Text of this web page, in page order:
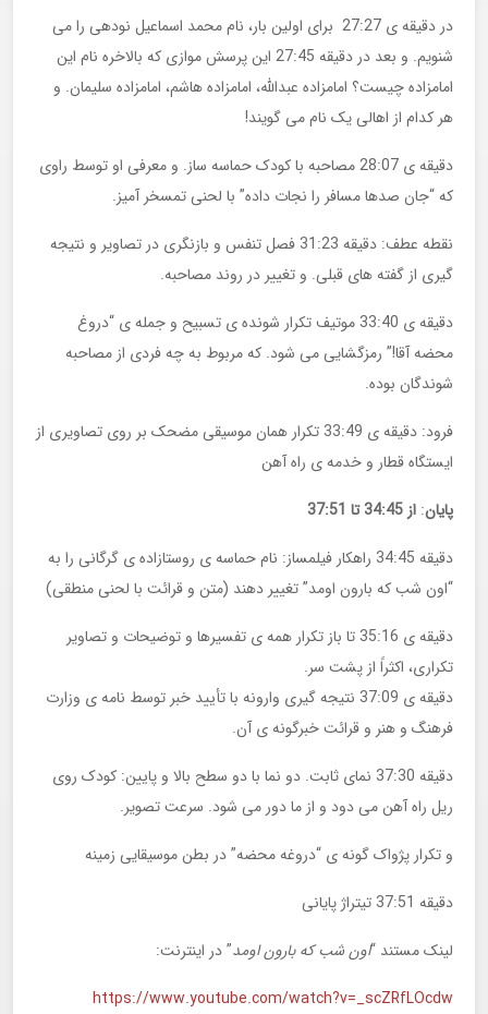
در دقیقه ی 27:27 برای اولین بار، نام محمد اسماعیل نودهی را می
شنویم. و بعد در دقیقه 27:45 این پرسش موازی که بالاخره نام این
امامزاده چیست؟ امامزاده عبدالله، امامزاده هاشم، امامزاده سلیمان. و
هر کدام از اهالی یک نام می گویند!
دقیقه ی 28:07 مصاحبه با کودک حماسه ساز. و معرفی او توسط راوی
که “جان صدها مسافر را نجات داده” با لحنی تمسخر آمیز.
نقطه عطف: دقیقه 31:23 فصل تنفس و بازنگری در تصاویر و نتیجه
گیری از گفته های قبلی. و تغییر در روند مصاحبه.
دقیقه ی 33:40 موتیف تکرار شونده ی تسبیح و جمله ی “دروغ
محضه آقا!” رمزگشایی می شود. که مربوط به چه فردی از مصاحبه
شوندگان بوده.
فرود: دقیقه ی 33:49 تکرار همان موسیقی مضحک بر روی تصاویری از
ایستگاه قطار و خدمه ی راه آهن
پایان: از 34:45 تا 37:51
دقیقه 34:45 راهکار فیلمساز: نام حماسه ی روستازاده ی گرگانی را به
“اون شب که بارون اومد” تغییر دهند (متن و قرائت با لحنی منطقی)
دقیقه ی 35:16 تا باز تکرار همه ی تفسیرها و توضیحات و تصاویر
تکراری، اکثراً از پشت سر.
دقیقه ی 37:09 نتیجه گیری وارونه با تأیید خبر توسط نامه ی وزارت
فرهنگ و هنر و قرائت خبرگونه ی آن.
دقیقه 37:30 نمای ثابت. دو نما با دو سطح بالا و پایین: کودک روی
ریل راه آهن می دود و از ما دور می شود. سرعت تصویر.
و تکرار پژواک گونه ی “دروغه محضه” در بطن موسیقایی زمینه
دقیقه 37:51 تیتراژ پایانی
لینک مستند “اون شب که بارون اومد” در اینترنت:
https://www.youtube.com/watch?v=_scZRfLOcdw